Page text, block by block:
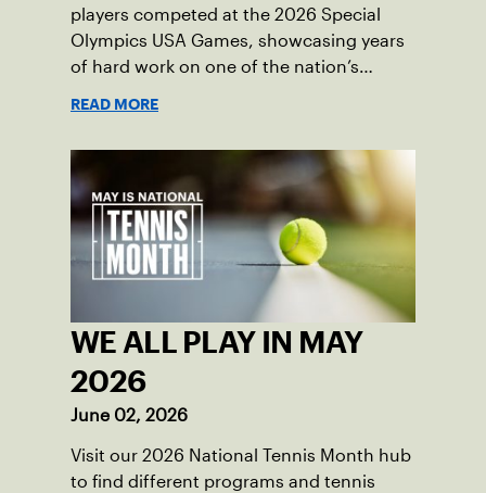
players competed at the 2026 Special
Olympics USA Games, showcasing years
of hard work on one of the nation’s
READ MORE
WE ALL PLAY IN MAY
2026
June 02, 2026
Visit our 2026 National Tennis Month hub
to find different programs and tennis